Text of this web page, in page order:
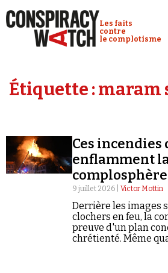
Conspiracy Watch
Les faits
contre
le complotisme
Analyses
Vidéos
Émissions
Revues de presse
Étiquette :maram
Ces incendies
enflamment
complosphère
9 juillet 2026 | Victor Mottin
Derrière les images
clochers en feu, la
preuve d'un plan
chrétienté. Même